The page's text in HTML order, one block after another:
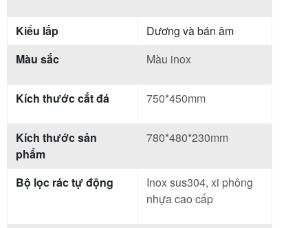
Kiểu lắp
Dương và bán âm
Màu sắc
Màu inox
Kích thước cắt đá 750*450mm
Kích thước sản
phẩm
780*480*230mm
Bộ lọc rác tự động
Inox sus304, xi phông
nhựa cao cấp